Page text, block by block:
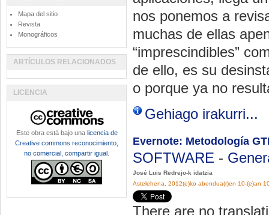
nos ponemos a
muchas de ellas
“imprescindibles”
de ello, es su
o porque ya no
Gehiago irakurri...
Evernote: Metodología
SOFTWARE -
José Luis Redrejo-k idatzia
Astelehena, 2012(e)ko abendua(r)en 10-(e)an
There are no
Mapa del sitio
Revista
Monográficos
ARTÍCULOS RELACIONADOS
LICENCIA
Este obra está bajo una licencia de
Creative commons reconocimiento,
no comercial, compartir igual